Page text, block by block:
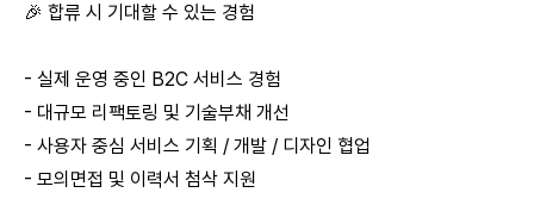
🎉 합류 시 기대할 수 있는 경험
- 실제 운영 중인 B2C 서비스 경험
- 대규모 리팩토링 및 기술부채 개선
- 사용자 중심 서비스 기획 / 개발 / 디자인 협업
- 모의면접 및 이력서 첨삭 지원